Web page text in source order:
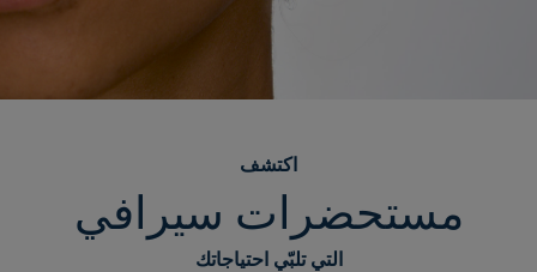
اكتشف
مستحضرات سيرافي
التي تلبّي احتياجاتك